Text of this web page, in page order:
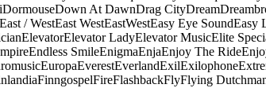
DormouseDown At DawnDrag CityDream
East / WestEast WestEastWestEasy Eye SoundEasy
ElevatorElevator LadyElevator MusicElite
Endless SmileEnigmaEnjaEnjoy The Ride
EuropaEverestEverlandExilExilophone
FinngospelFireFlashbackFlyFlying